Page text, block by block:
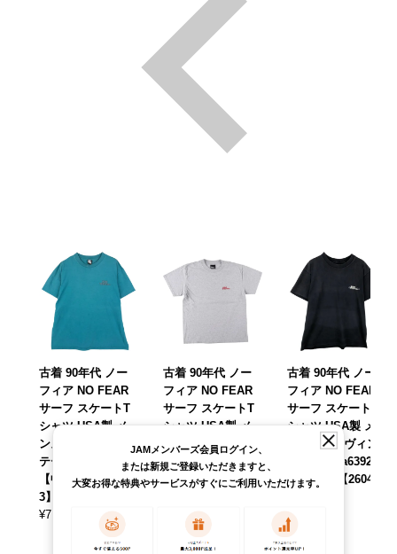
古着 90年代 ノー
フィア NO FEAR
サーフ スケートT
シャツ USA製 メ
ンズXL相当 ヴィン
テージ /eaa623106
【中古】 【26060
3】
¥7,590
古着 90年代 ノー
フィア NO FEAR
サーフ スケートT
シャツ USA製 メ
ンズM相当 ヴィン
テージ /eaa645065
【中古】 【26051
古着 90年代 ノー
フィア NO FEAR
サーフ スケートT
シャツ USA製 メ
ンズL相当 ヴィン
テージ /eaa639256
【中古】 【26042
¥
JAMメンバーズ会員ログイン、
または新規ご登録いただきますと、
大変お得な特典やサービスがすぐにご利用いただけます。